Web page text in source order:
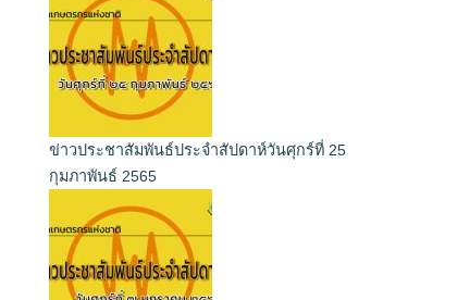
ข่าวประชาสัมพันธ์ประจำสัปดาห์วันศุกร์ที่ 25
กุมภาพันธ์ 2565